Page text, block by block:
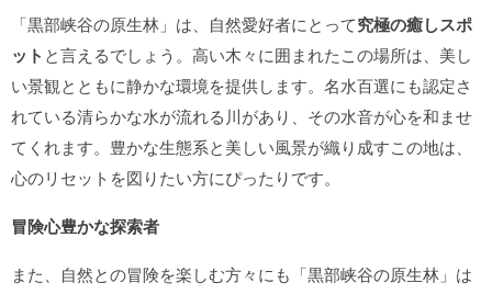
「黒部峡谷の原生林」は、自然愛好者にとって究極の癒しスポ
ット と言えるでしょう。高い木々に囲まれたこの場所は、美し
い景観とともに静かな環境を提供します。名水百選にも認定さ
れている清らかな水が流れる川があり、その水音が心を和ませ
てくれます。豊かな生態系と美しい風景が織り成すこの地は、
心のリセットを図りたい方にぴったりです。
冒険心豊かな探索者
また、自然との冒険を楽しむ方々にも「黒部峡谷の原生林」は